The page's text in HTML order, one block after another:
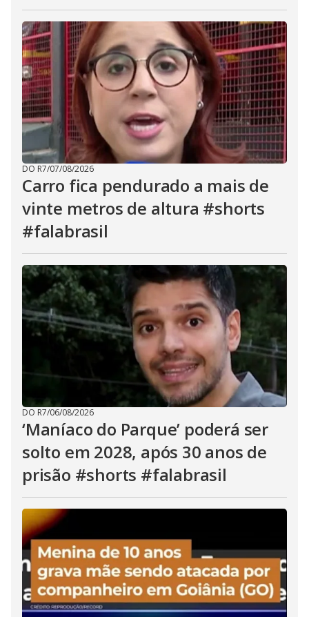
DO R7/07/08/2026
Carro fica pendurado a mais de
vinte metros de altura #shorts
#falabrasil
DO R7/06/08/2026
‘Maníaco do Parque’ poderá ser
solto em 2028, após 30 anos de
prisão #shorts #falabrasil